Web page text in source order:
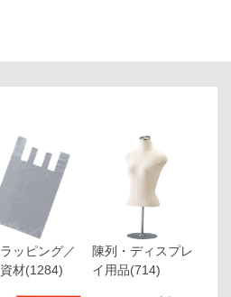
ッピング／
材(1284)
陳列・ディスプレ
イ用品(714)